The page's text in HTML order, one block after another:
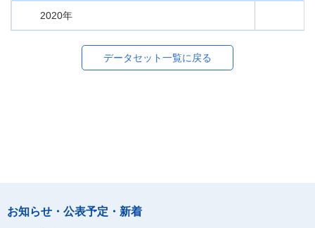
2020年
データセット一覧に戻る
お知らせ・公表予定・新着